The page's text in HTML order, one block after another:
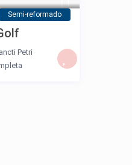
Semi-reformado
Petri